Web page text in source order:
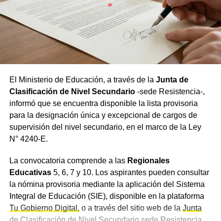
Última oportunidad para
visitar la muestra
invitaron tanto a quienes aún no visitaron la
participar de la jornada de cierre y compartir un encuentro
junto a los protagonistas de las obras que forman parte de
esta colección.
El Ministerio de Educación, a través de la Junta de
Clasificación de Nivel Secundario-sede Resistencia-,
informó que se encuentra disponible la lista provisoria
para la designación única y excepcional de cargos de
supervisión del nivel secundario, en el marco de la Ley
N° 4240-E.
La convocatoria comprende a las Regionales
Educativas5, 6, 7 y 10. Los aspirantes pueden consultar
la nómina provisoria mediante la aplicación del Sistema
Integral de Educación (SIE), disponible en la plataforma
Tu Gobierno Digital, o a través del sitio web de la Junta